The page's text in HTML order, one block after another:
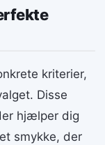
kriterier,
Disse
hjælper dig
smykke, der